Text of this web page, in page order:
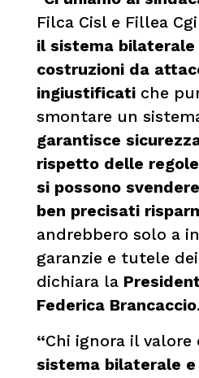
Filca Cisl e Fillea
il sistema bilaterale
costruzioni da
ingiustificati che
smontare un
garantisce
rispetto delle
si possono
ben precisati
andrebbero solo a
garanzie e tutele
dichiara la
Federica Brancaccio.
“Chi ignora il valore
sistema bilaterale